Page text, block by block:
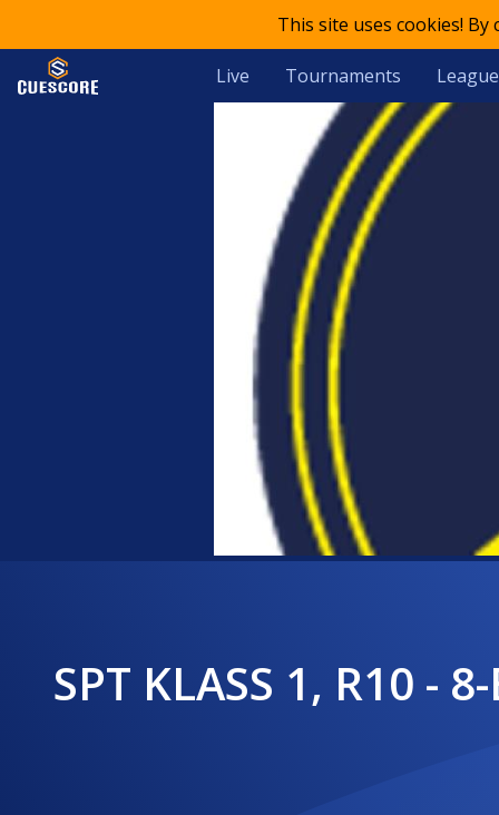
This site uses cookies!
Live Tournaments
SPT KLASS 1, R10 -